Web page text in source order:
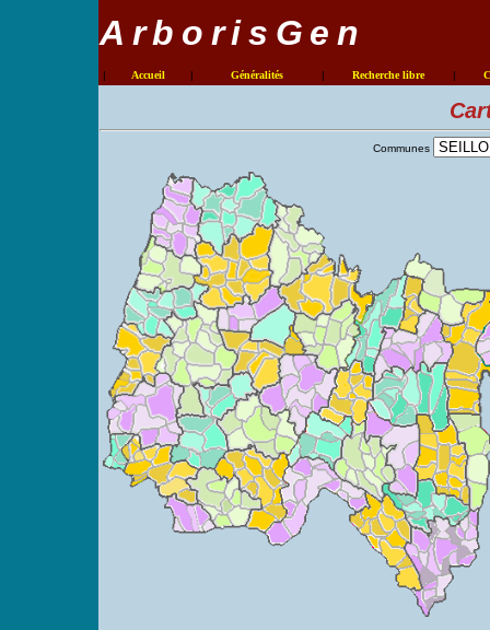
ArborisGen
| Accueil | Généralités | Recherche libre |
Communes